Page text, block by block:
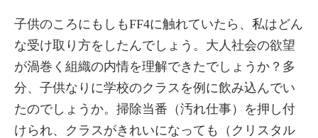
子供のころにもしもFF4に触れていたら、私はどん
な受け取り方をしたんでしょう。大人社会の欲望
が渦巻く組織の内情を理解できたでしょうか？多
分、子供なりに学校のクラスを例に飲み込んでい
たのでしょうか。掃除当番（汚れ仕事）を押し付
けられ、クラスがきれいになっても（クリスタル